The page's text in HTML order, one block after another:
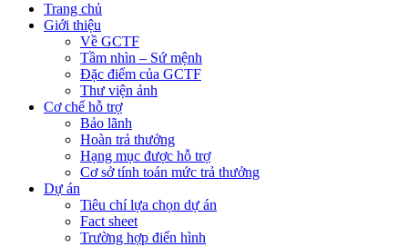
Trang chủ
Giới thiệu
Về GCTF
Tầm nhìn – Sứ mệnh
Đặc điểm của GCTF
Thư viện ảnh
Cơ chế hỗ trợ
Bảo lãnh
Hoàn trả thưởng
Hạng mục được hỗ trợ
Cơ sở tính toán mức trả thưởng
Dự án
Tiêu chí lựa chọn dự án
Fact sheet
Trường hợp điển hình